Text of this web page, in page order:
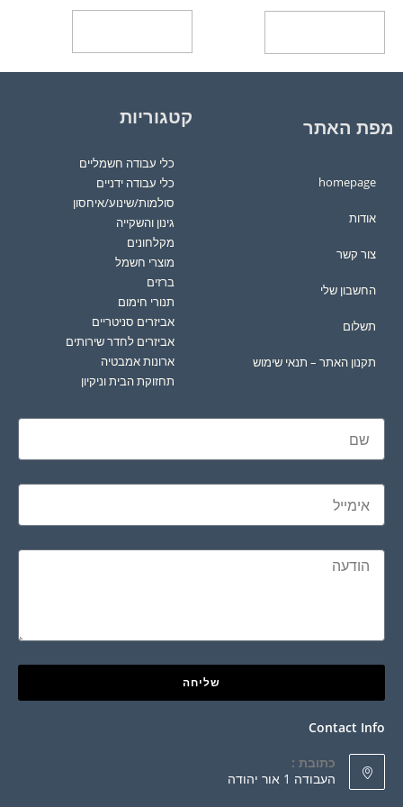
מפת האתר
homepage
אודות
צור קשר
החשבון שלי
תשלום
תקנון האתר – תנאי שימוש
קטגוריות
כלי עבודה חשמליים
כלי עבודה ידניים
סולמות/שינוע/איחסון
גינון והשקייה
מקלחונים
מוצרי חשמל
ברזים
תנורי חימום
אביזרים סניטריים
אביזרים לחדר שירותים
ארונות אמבטיה
תחזוקת הבית וניקיון
שליחה
Contact Info
כתובת :
העבודה 1 אור יהודה